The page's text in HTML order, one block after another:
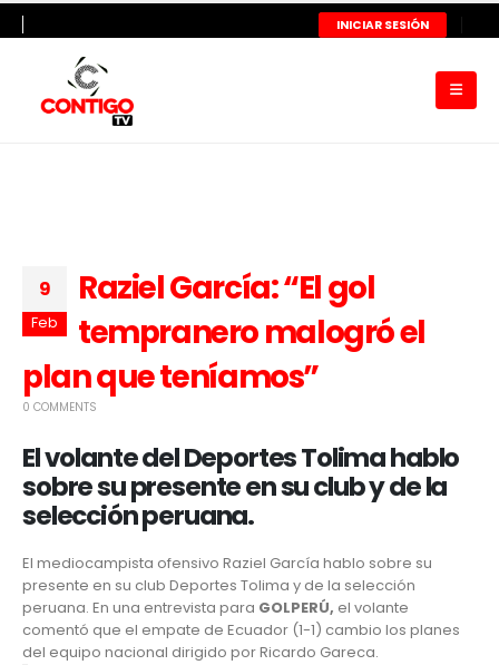
INICIAR SESIÓN
9
Feb
Raziel García: “El gol
tempranero malogró el
plan que teníamos”
0 COMMENTS
El volante del Deportes Tolima hablo
sobre su presente en su club y de la
selección peruana.
El mediocampista ofensivo Raziel García hablo sobre su
presente en su club Deportes Tolima y de la selección
peruana. En una entrevista para GOLPERÚ, el volante
comentó que el empate de Ecuador (1-1) cambio los planes
del equipo nacional dirigido porRicardo Gareca.